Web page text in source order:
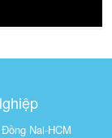
Nai-HCM